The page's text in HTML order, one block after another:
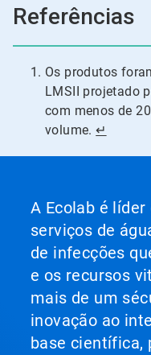
Referências
Os produtos
LMSII projetado
com menos de
volume. ↵
A Ecolab é
serviços de
de infecções
e os recursos
mais de um
inovação ao
base científica,